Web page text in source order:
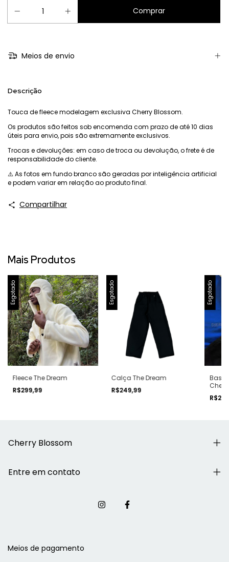
Meios de envio
Descrição
Touca de fleece modelagem exclusiva Cherry Blossom.
Os produtos são feitos sob encomenda com prazo de até 10 dias
úteis para envio, pois são extremamente exclusivos.
Trocas e devoluções: em caso de troca ou devolução, o frete é de
responsabilidade do cliente.
⚠️ As fotos em fundo branco são geradas por inteligência artificial
e podem variar em relação ao produto final.
Compartilhar
Mais Produtos
Esgotado
Fleece The Dream
R$299,99
Esgotado
Calça The Dream
R$249,99
Esgotado
Basic
Cherry Blossom
Entre em contato
Meios de pagamento